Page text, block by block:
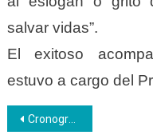
salvar vidas”.
El exitoso
estuvo a cargo del
Navegación
Cronograma Escuela de Emprendedores